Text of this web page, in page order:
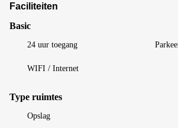
Faciliteiten
Basic
24 uur toegang
WIFI / Internet
Type ruimtes
Opslag